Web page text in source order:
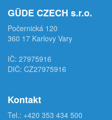
GÜDE CZECH s.r.o.
Počernická 120
360 17 Karlovy Vary
IČ: 27975916
DIČ: CZ27975916
Kontakt
Tel.: +420 353 434 500